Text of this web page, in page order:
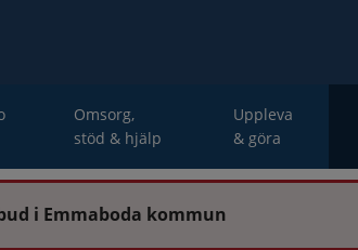
Omsorg,
stöd & hjälp
Uppleva
& göra
i Emmaboda kommun